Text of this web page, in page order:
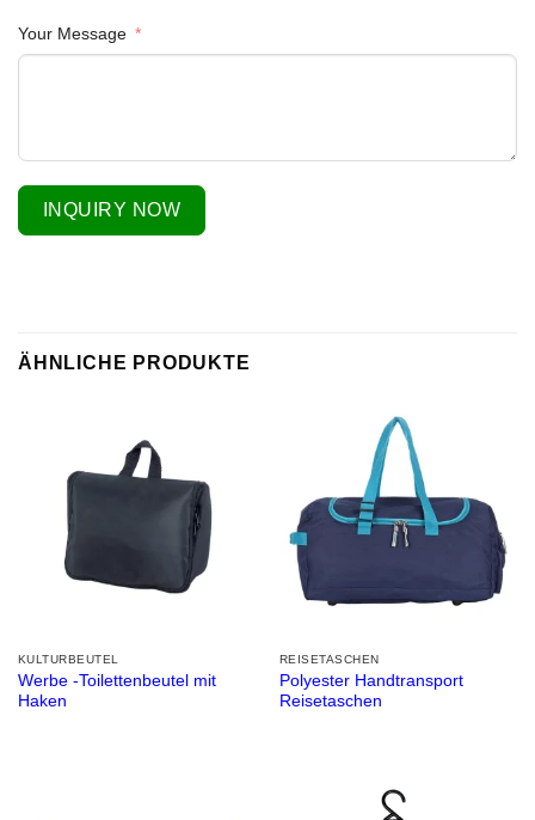
Your Message
INQUIRY NOW
ÄHNLICHE PRODUKTE
KULTURBEUTEL
Werbe -Toilettenbeutel mit
Haken
REISETASCHEN
Polyester Handtransport
Reisetaschen